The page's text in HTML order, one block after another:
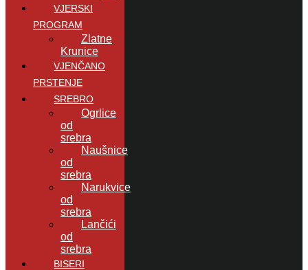
VJERSKI
PROGRAM
Zlatne
Krunice
VJENČANO
PRSTENJE
SREBRO
Ogrlice
od
srebra
Naušnice
od
srebra
Narukvice
od
srebra
Lančići
od
srebra
BISERI